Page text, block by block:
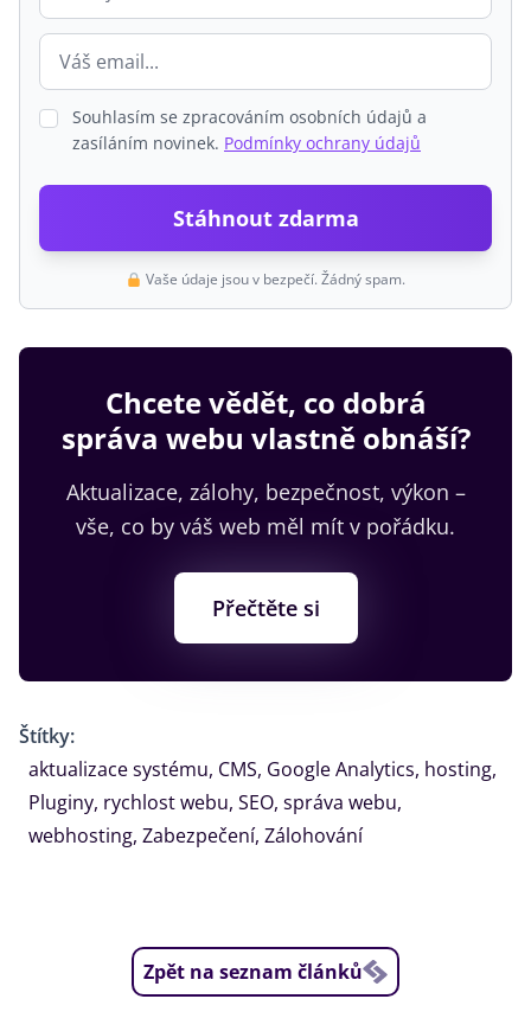
Souhlasím se zpracováním osobních údajů a
zasíláním novinek. Podmínky ochrany údajů
Stáhnout zdarma
Vaše údaje jsou v bezpečí. Žádný spam.
Chcete vědět, co dobrá
správa webu vlastně obnáší?
Aktualizace, zálohy, bezpečnost, výkon –
vše, co by váš web měl mít v pořádku.
Přečtěte si
Štítky:
aktualizace systému, CMS, Google Analytics, hosting,
Pluginy, rychlost webu, SEO, správa webu,
webhosting, Zabezpečení, Zálohování
Zpět na seznam článků